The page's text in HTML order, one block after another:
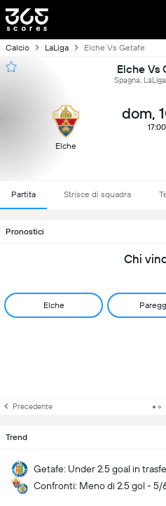
Calcio LaLiga Elche Vs Getafe
Elche Vs
Spagna,
Elche
dom,
17:00
Partita Strisce di squadra
Pronostici
Chi
Elche
Precedente
Trend
Getafe: Under 2.5 goal in
Confronti: Meno di 2.5 gol - 5/